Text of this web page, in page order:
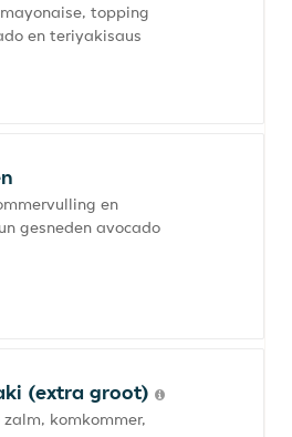
topping
en teriyakisaus
en
gesneden avocado
(extra groot)
komkommer,